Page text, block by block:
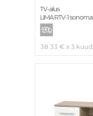
38.33 € x 3 kuud
TV-alus
LIMA RTV-1 sonoma